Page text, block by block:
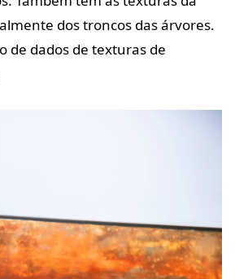
dos troncos das árvores.
de dados de texturas de